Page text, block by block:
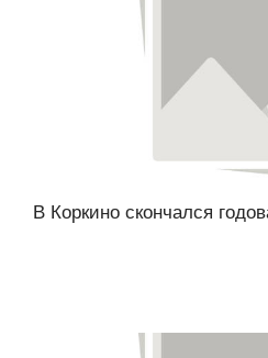
В Коркино скончался